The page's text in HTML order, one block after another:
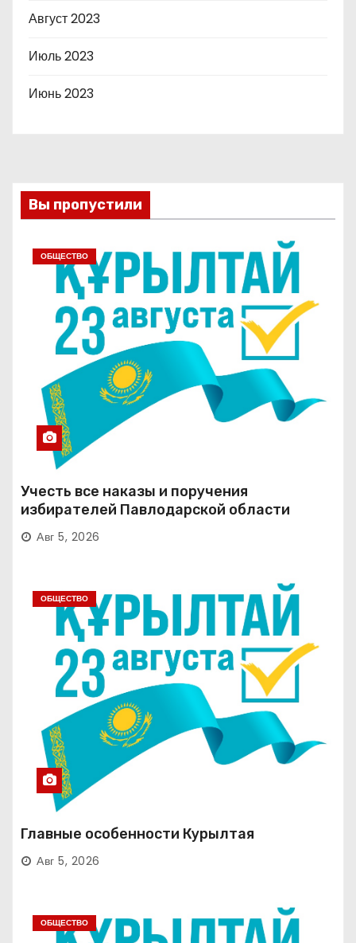
Август 2023
Июль 2023
Июнь 2023
Вы пропустили
ОБЩЕСТВО
Учесть все наказы и поручения
избирателей Павлодарской области
Авг 5, 2026
ОБЩЕСТВО
Главные особенности Курылтая
Авг 5, 2026
ОБЩЕСТВО